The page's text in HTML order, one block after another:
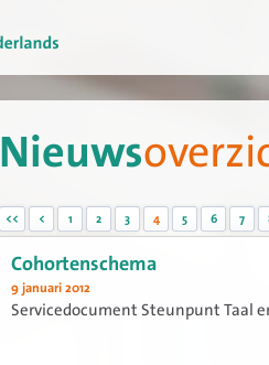
Nieuws
<< < 1 2 3 4 5 6 7
Cohortenschema
9 januari 2012
Servicedocument Steunpunt Taal